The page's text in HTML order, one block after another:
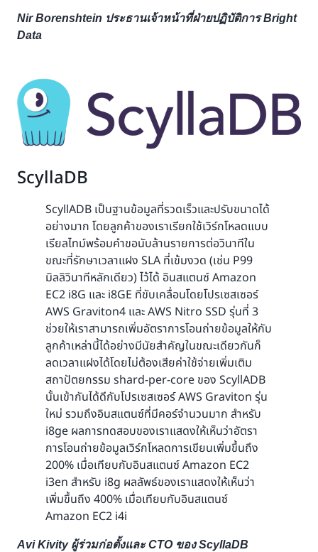
Nir Borenshtein ประธานเจ้าหน้าที่ฝ่ายปฏิบัติการ Bright
Data
ScyllaDB
ScyllADB เป็นฐานข้อมูลที่รวดเร็วและปรับขนาดได้
อย่างมาก โดยลูกค้าของเราเรียกใช้เวิร์กโหลดแบบ
เรียลไทม์พร้อมคำขอนับล้านรายการต่อวินาทีใน
ขณะที่รักษาเวลาแฝง SLA ที่เข้มงวด (เช่น P99
มิลลิวินาทีหลักเดียว) ไว้ได้ อินสแตนซ์ Amazon
EC2 i8G และ i8GE ที่ขับเคลื่อนโดยโปรเซสเซอร์
AWS Graviton4 และ AWS Nitro SSD รุ่นที่ 3
ช่วยให้เราสามารถเพิ่มอัตราการโอนถ่ายข้อมูลให้กับ
ลูกค้าเหล่านี้ได้อย่างมีนัยสำคัญในขณะเดียวกันก็
ลดเวลาแฝงได้โดยไม่ต้องเสียค่าใช้จ่ายเพิ่มเติม
สถาปัตยกรรม shard-per-core ของ ScyllADB
นั้นเข้ากันได้ดีกับโปรเซสเซอร์ AWS Graviton รุ่น
ใหม่ รวมถึงอินสแตนซ์ที่มีคอร์จำนวนมาก สำหรับ
i8ge ผลการทดสอบของเราแสดงให้เห็นว่าอัตรา
การโอนถ่ายข้อมูลเวิร์กโหลดการเขียนเพิ่มขึ้นถึง
200% เมื่อเทียบกับอินสแตนซ์ Amazon EC2
i3en สำหรับ i8g ผลลัพธ์ของเราแสดงให้เห็นว่า
เพิ่มขึ้นถึง 400% เมื่อเทียบกับอินสแตนซ์
Amazon EC2 i4i
Avi Kivity ผู้ร่วมก่อตั้งและ CTO ของ ScyllaDB